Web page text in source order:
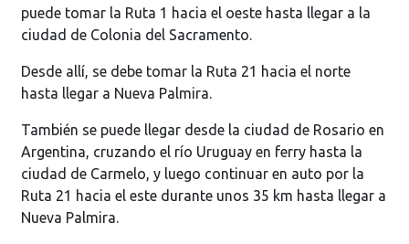
puede tomar la Ruta 1 hacia el oeste hasta llegar a la
ciudad de Colonia del Sacramento.
Desde allí, se debe tomar la Ruta 21 hacia el norte
hasta llegar a Nueva Palmira.
También se puede llegar desde la ciudad de Rosario en
Argentina, cruzando el río Uruguay en ferry hasta la
ciudad de Carmelo, y luego continuar en auto por la
Ruta 21 hacia el este durante unos 35 km hasta llegar a
Nueva Palmira.